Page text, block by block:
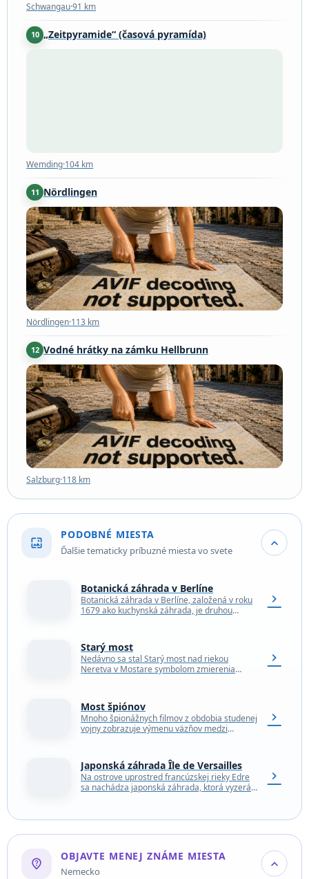
Schwangau·91 km
10 „Zeitpyramide“ (časová pyramída)
Wemding·104 km
11 Nördlingen
Nördlingen·113 km
Nördlingen·113 km
12 Vodné hrátky na zámku Hellbrunn
Salzburg·118 km
Salzburg·118 km
wallpaper
PODOBNÉ MIESTA
Ďalšie tematicky príbuzné miesta vo svete expand_more
Botanická záhrada v Berlíne
Botanická záhrada v Berlíne, založená v roku
1679 ako kuchynská záhrada, je druhou
chevron_right
Starý most
Nedávno sa stal Starý most nad riekou
Neretva v Mostare symbolom zmierenia
chevron_right
Most špiónov
Mnoho špionážnych filmov z obdobia studenej
vojny zobrazuje výmenu väzňov medzi
chevron_right
Japonská záhrada Île de Versailles
Na ostrove uprostred francúzskej rieky Edre
sa nachádza japonská záhrada, ktorá vyzerá
chevron_right
not_listed_location
OBJAVTE MENEJ ZNÁME MIESTA
Nemecko expand_more